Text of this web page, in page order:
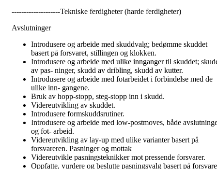
--------------------Tekniske ferdigheter (harde ferdigheter)
Avslutninger
Introdusere og arbeide med skuddvalg; bedømme skuddet
basert på forsvaret, stillingen og klokken.
Introdusere og arbeide med ulike innganger til skuddet;
av pas- ninger, skudd av dribling, skudd av kutter.
Introdusere og arbeide med fotarbeidet i forbindelse med de
ulike inn- gangene.
Bruk av hopp-stopp, steg-stopp inn i skudd.
Videreutvikling av skuddet.
Introdusere formskuddsrutiner.
Introdusere og arbeide med low-postmoves, både
og fot- arbeid.
Videreutvikling av lay-up med ulike varianter basert på
forsvareren. Pasninger og mottak
Videreutvikle pasningsteknikker mot pressende forsvarer.
Oppfatte, vurdere og beslutte pasningsvalg basert på